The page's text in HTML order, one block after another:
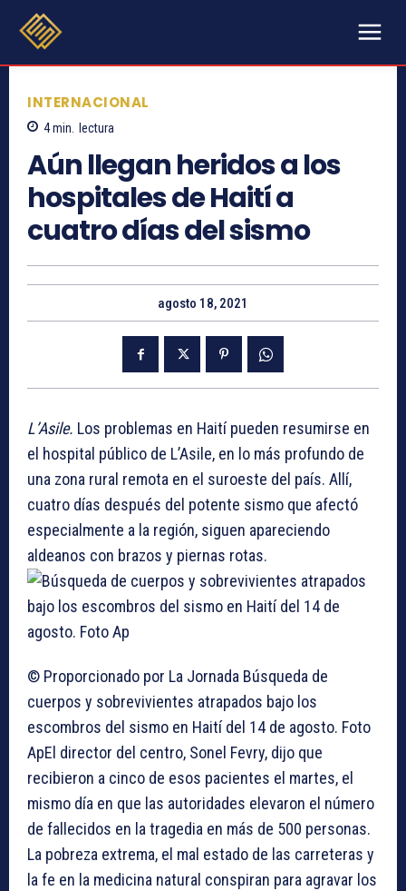
INTERNACIONAL
4min. lectura
Aún llegan heridos a los
hospitales de Haití a
cuatro días del sismo
agosto 18, 2021
L’Asile. Los problemas en Haití pueden resumirse en
el hospital público de L’Asile, en lo más profundo de
una zona rural remota en el suroeste del país. Allí,
cuatro días después del potente sismo que afectó
especialmente a la región, siguen apareciendo
aldeanos con brazos y piernas rotas.
© Proporcionado por La Jornada Búsqueda de
cuerpos y sobrevivientes atrapados bajo los
escombros del sismo en Haití del 14 de agosto. Foto
ApEl director del centro, Sonel Fevry, dijo que
recibieron a cinco de esos pacientes el martes, el
mismo día en que las autoridades elevaron el número
de fallecidos en la tragedia en más de 500 personas.
La pobreza extrema, el mal estado de las carreteras y
la fe en la medicina natural conspiran para agravar los